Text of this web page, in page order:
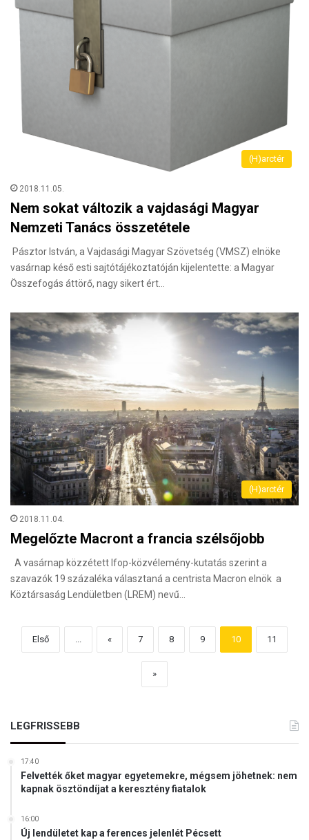
(H)arctér
2018.11.05.
Nem sokat változik a vajdasági Magyar
Nemzeti Tanács összetétele
Pásztor István, a Vajdasági Magyar Szövetség (VMSZ) elnöke
vasárnap késő esti sajtótájékoztatóján kijelentette: a Magyar
Összefogás áttörő, nagy sikert ért…
(H)arctér
2018.11.04.
Megelőzte Macront a francia szélsőjobb
A vasárnap közzétett Ifop-közvélemény-kutatás szerint a
szavazók 19 százaléka választaná a centrista Macron elnök a
Köztársaság Lendületben (LREM) nevű…
Első ... « 7 8 9 10 11
»
LEGFRISSEBB
17:40
Felvették őket magyar egyetemekre, mégsem jöhetnek: nem
kapnak ösztöndíjat a keresztény fiatalok
16:00
Új lendületet kap a ferences jelenlét Pécsett